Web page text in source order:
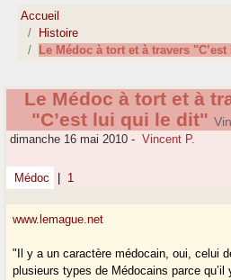
Accueil
Histoire
Le Médoc à tort et à travers
Le Médoc à tort et à
"C’est lui qui le dit"
dimanche 16 mai 2010 - Vincent P.
Médoc 1
www.lemague.net
"Il y a un caractère médocain, oui, celui
plusieurs types de Médocains parce